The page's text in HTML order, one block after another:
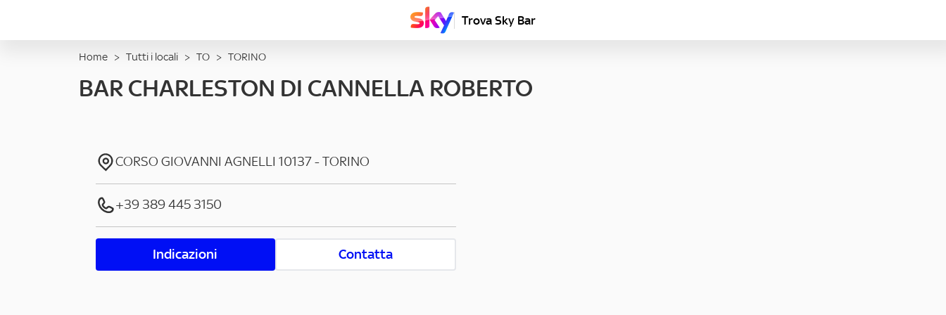
Trova Sky Bar
Home > Tutti i locali > TO > TORINO
BAR CHARLESTON DI CANNELLA ROBERTO
CORSO GIOVANNI AGNELLI 10137-TORINO
+39 389 445 3150
Indicazioni Contatta